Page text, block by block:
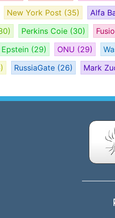
New York Post (35) Alfa
Perkins Coie (30)
(29) ONU (29)
RussiaGate (26) Mark